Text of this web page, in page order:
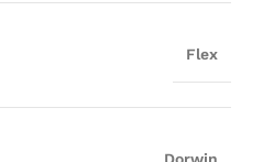
Flex